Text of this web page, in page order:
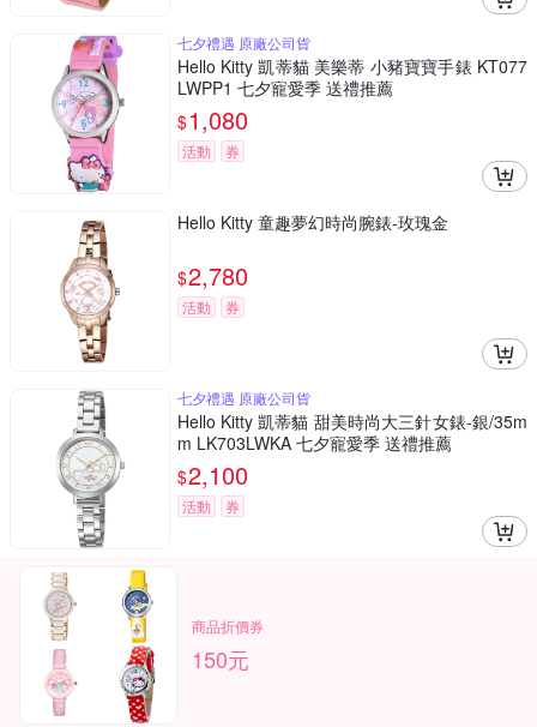
七夕禮遇 原廠公司貨
Hello Kitty 凱蒂貓 美樂蒂 小豬寶寶手錶 KT077
LWPP1 七夕寵愛季 送禮推薦
$1,080
活動 券
Hello Kitty 童趣夢幻時尚腕錶-玫瑰金
$2,780
活動 券
七夕禮遇 原廠公司貨
Hello Kitty 凱蒂貓 甜美時尚大三針女錶-銀/35m
m LK703LWKA 七夕寵愛季 送禮推薦
$2,100
活動 券
商品折價券
150元